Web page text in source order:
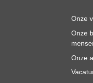
Onze
Onze
Onze